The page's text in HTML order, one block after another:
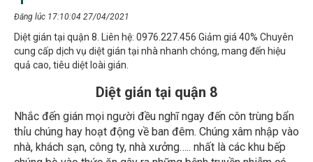
cung cấp dịch vụ diệt gián tại nhà nhanh chóng, mang đến hiệu
quả cao, tiêu diệt loài gián.
Diệt gián tại quận 8
Nhắc đến gián mọi người đều nghĩ ngay đến côn trùng bẩn
thỉu chúng hay hoạt động về ban đêm. Chúng xâm nhập vào
nhà, khách sạn, công ty, nhà xưởng….. nhất là các khu bếp
chúng bò vào thức ăn gây ra những bệnh truyền nhiễm có